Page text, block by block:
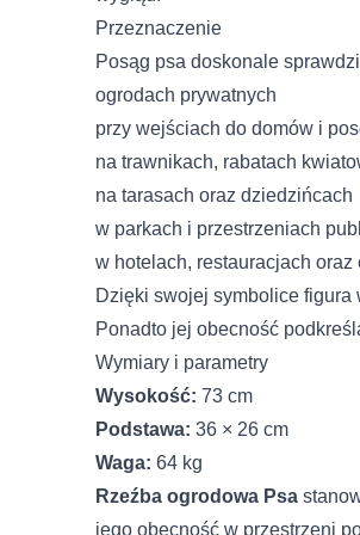
Przeznaczenie
Posąg psa doskonale
ogrodach prywatnych
przy wejściach do domów i
na trawnikach, rabatach
na tarasach oraz dziedzińcach
w parkach i przestrzeniach
w hotelach, restauracjach
Dzięki swojej symbolice figura
Ponadto jej obecność
Wymiary i parametry
Wysokość: 73 cm
Podstawa: 36 × 26 cm
Waga: 64 kg
Rzeźba ogrodowa Psa
jego obecność w przestrzeni
Telefon
Treść
na